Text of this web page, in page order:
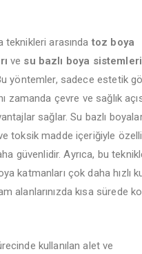
teknikleri arasındatoz boya
ve su bazlı boya sistemleri
yöntemler, sadece estetik
zamanda çevre ve sağlık
sağlar. Su bazlı
toksik madde içeriğiyle
güvenlidir. Ayrıca, bu
katmanları çok daha hızlı
alanlarınızda kısa sürede
kullanılan alet ve